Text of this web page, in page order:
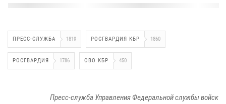
ПРЕСС-СЛУЖБА 1819 РОСГВАРДИЯ КБР 1860
РОСГВАРДИЯ 1786 ОВО КБР 450
Пресс-служба Управления Федеральной службы войск